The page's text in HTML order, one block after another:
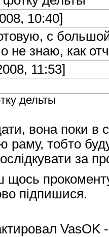
10:40]
с
не знаю, как
11:53]
дельты
вона поки в
раму, тобто
за
підпишися.
VasOK